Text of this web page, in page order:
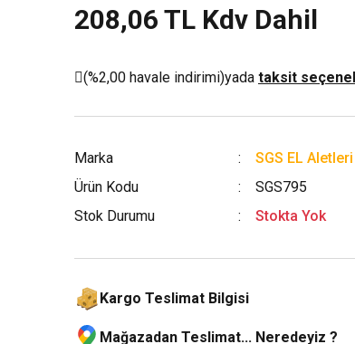
208,06 TL Kdv Dahil
(%2,00 havale indirimi)yada taksit
Marka
SGS EL
Ürün Kodu
SGS795
Stok Durumu
Stokta Yok
Kargo Teslimat Bilgisi
Mağazadan Teslimat... Neredeyiz ?